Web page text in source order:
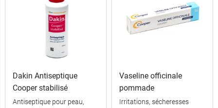
Dakin Antiseptique
Cooper stabilisé
Antiseptique pour peau,
Vaseline officinale
pommade
Irritations, sécheresses